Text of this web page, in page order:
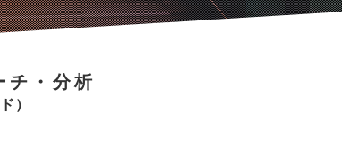
チ・分析